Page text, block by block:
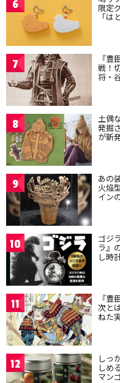
6 限定
「は
7 『
戦！
将・
8 土偶
発掘
が新
9 あの
火焔
イン
10 ゴジ
ラ』
し時
11 『
次と
ねた
12 しっ
しめ
マン